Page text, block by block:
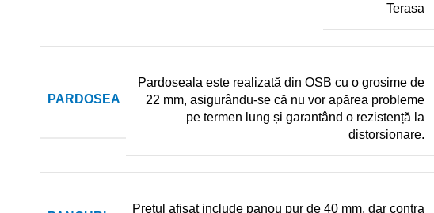
Terasa
PARDOSEA
Pardoseala este realizată din OSB cu o grosime de
22 mm, asigurându-se că nu vor apărea probleme
pe termen lung și garantând o rezistență la
distorsionare.
Prețul afișat include panou pur de 40 mm, dar contra